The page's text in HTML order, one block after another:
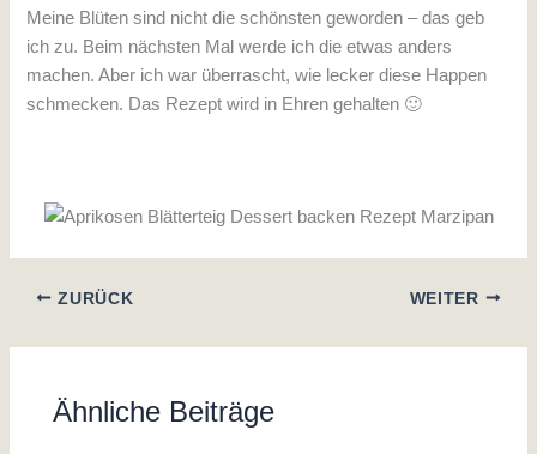
Meine Blüten sind nicht die schönsten geworden – das geb
ich zu. Beim nächsten Mal werde ich die etwas anders
machen. Aber ich war überrascht, wie lecker diese Happen
schmecken. Das Rezept wird in Ehren gehalten 🙂
ZURÜCK WEITER
Ähnliche Beiträge